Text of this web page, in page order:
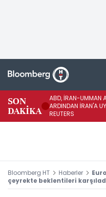
SON
DAKİKA
ABD, İRAN-UMMAN
ARDINDAN İRAN'A
REUTERS
Bloomberg HT Haberler
çeyrekte beklentileri